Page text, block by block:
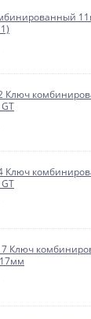
Ключ
Ключ
Ключ
17мм